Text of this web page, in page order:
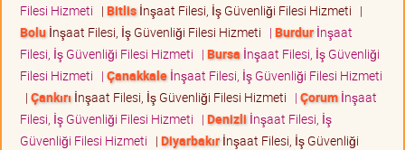
Filesi Hizmeti | Bitlisİnşaat Filesi, İş Güvenliği Filesi Hizmeti |
Boluİnşaat Filesi, İş Güvenliği Filesi Hizmeti | Burdurİnşaat
Filesi, İş Güvenliği Filesi Hizmeti | Bursa İnşaat Filesi, İş Güvenliği
Filesi Hizmeti | Çanakkaleİnşaat Filesi, İş Güvenliği Filesi Hizmeti
| Çankırı İnşaat Filesi, İş Güvenliği Filesi Hizmeti | Çorumİnşaat
Filesi, İş Güvenliği Filesi Hizmeti | Denizli İnşaat Filesi, İş
Güvenliği Filesi Hizmeti | Diyarbakırİnşaat Filesi, İş Güvenliği